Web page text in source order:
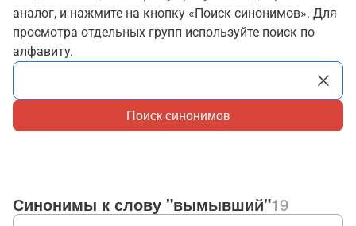
аналог, и нажмите на кнопку «Поиск синонимов». Для
просмотра отдельных групп используйте поиск по
алфавиту.
Поиск синонимов
Синонимы к слову "вымывший"19